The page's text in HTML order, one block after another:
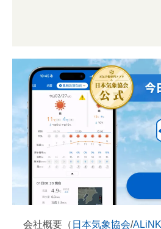
会社概要（ 日本気象協会/